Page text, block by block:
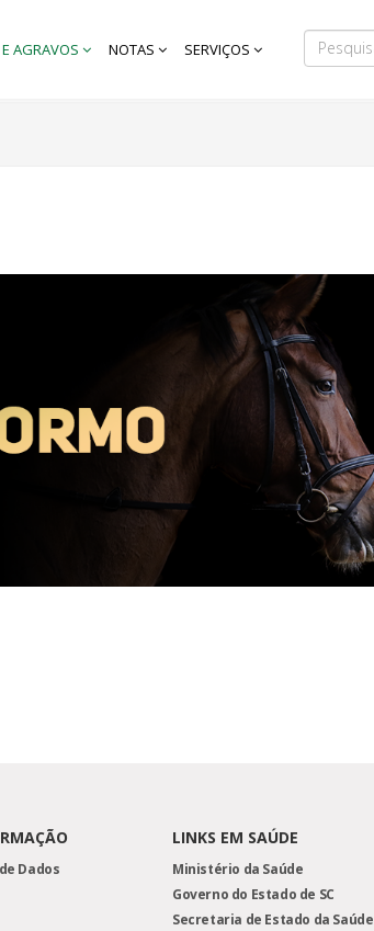
AGRAVOS NOTAS SERVIÇOS
Dados
LINKS EM SAÚDE
Ministério da Saúde
Governo do Estado de SC
Secretaria de Estado da Saúde